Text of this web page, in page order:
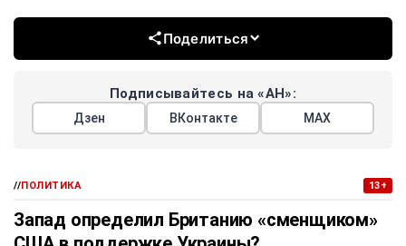
Поделиться
Подписывайтесь на «АН»:
Дзен ВКонтакте МАХ
//ПОЛИТИКА 13+
Запад определил Британию «сменщиком»